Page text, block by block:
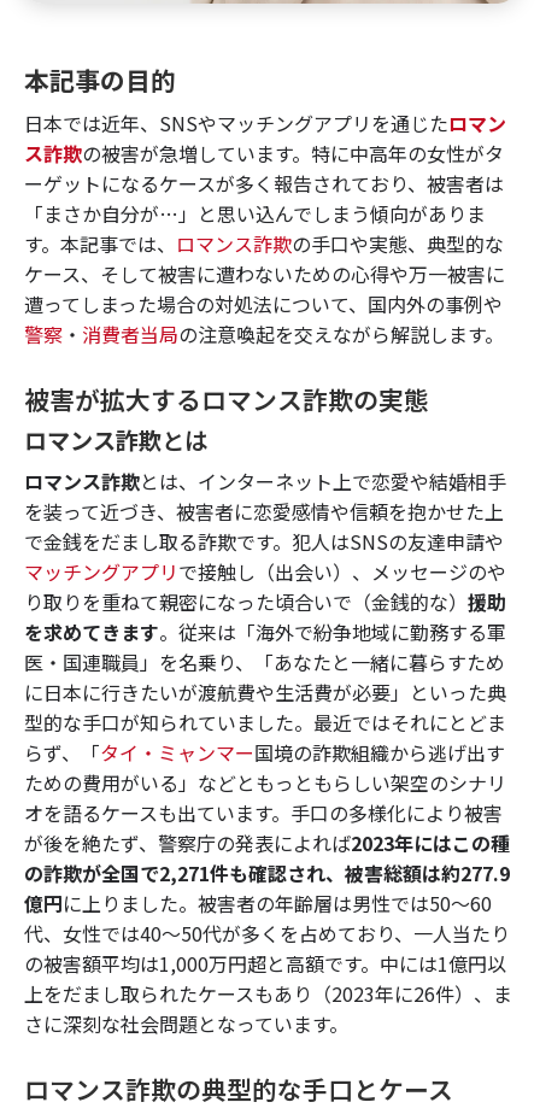
本記事の目的
日本では近年、SNSやマッチングアプリを通じたロマン
ス詐欺の被害が急増しています。特に中高年の女性がタ
ーゲットになるケースが多く報告されており、被害者は
「まさか自分が…」と思い込んでしまう傾向がありま
す。本記事では、 ロマンス詐欺の手口や実態、典型的な
ケース、そして被害に遭わないための心得や万一被害に
遭ってしまった場合の対処法について、国内外の事例や
警察 ・ 消費者当局の注意喚起を交えながら解説します。
被害が拡大するロマンス詐欺の実態
ロマンス詐欺とは
ロマンス詐欺とは、インターネット上で恋愛や結婚相手
を装って近づき、被害者に恋愛感情や信頼を抱かせた上
で金銭をだまし取る詐欺です。犯人はSNSの友達申請や
マッチングアプリで接触し（出会い）、メッセージのや
り取りを重ねて親密になった頃合いで（金銭的な） 援助
を求めてきます。従来は「海外で紛争地域に勤務する軍
医・国連職員」を名乗り、「あなたと一緒に暮らすため
に日本に行きたいが渡航費や生活費が必要」といった典
型的な手口が知られていました。最近ではそれにとどま
らず、「タイ・ミャンマー国境の詐欺組織から逃げ出す
ための費用がいる」などともっともらしい架空のシナリ
オを語るケースも出ています。手口の多様化により被害
が後を絶たず、警察庁の発表によれば2023年にはこの種
の詐欺が全国で2,271件も確認され、被害総額は約277.9
億円に上りました。被害者の年齢層は男性では50～60
代、女性では40～50代が多くを占めており、一人当たり
の被害額平均は1,000万円超と高額です。中には1億円以
上をだまし取られたケースもあり（2023年に26件）、ま
さに深刻な社会問題となっています。
ロマンス詐欺の典型的な手口とケース